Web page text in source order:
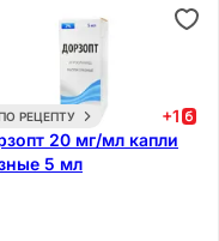
РЕЦЕПТУ +1
20 мг/мл капли
5 мл